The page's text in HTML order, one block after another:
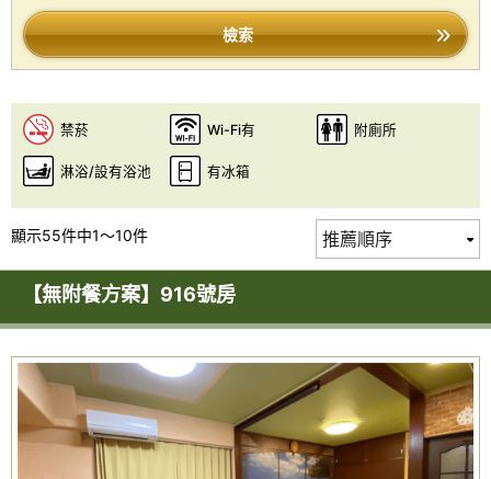
檢索
禁菸 Wi-Fi有 附廁所
淋浴/設有浴池 有冰箱
顯示55件中1～10件
【無附餐方案】916號房